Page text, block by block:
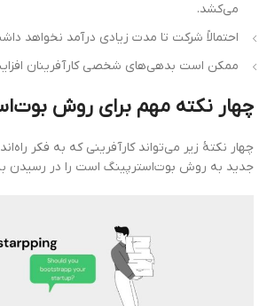
می‌کشد.
احتمالاً شرکت تا مدت زیادی درآمد نخواهد
ممکن است بدهی‌های شخصی کارآفرینان
چهار نکته مهم برای روش
چهار نکتۀ زیر می‌تواند کارآفرینی که به فکر
جدید به روش بوت‌استرپینگ است را در رسیدن